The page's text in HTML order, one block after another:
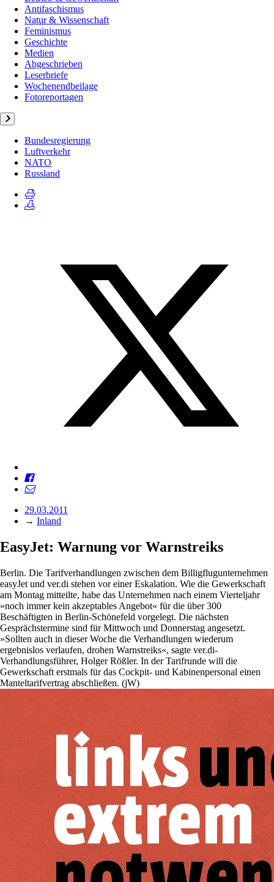
Antifaschismus
Natur & Wissenschaft
Feminismus
Geschichte
Medien
Abgeschrieben
Leserbriefe
Wochenendbeilage
Fotoreportagen
Bundesregierung
Luftverkehr
NATO
Russland
29.03.2011
→ Inland
EasyJet: Warnung vor Warnstreiks
Berlin. Die Tarifverhandlungen zwischen dem Billigflugunternehmen
easyJet und ver.di stehen vor einer Eskalation. Wie die Gewerkschaft
am Montag mitteilte, habe das Unternehmen nach einem Vierteljahr
»noch immer kein akzeptables Angebot« für die über 300
Beschäftigten in Berlin-Schönefeld vorgelegt. Die nächsten
Gesprächstermine sind für Mittwoch und Donnerstag angesetzt.
»Sollten auch in dieser Woche die Verhandlungen wiederum
ergebnislos verlaufen, drohen Warnstreiks«, sagte ver.di-
Verhandlungsführer, Holger Rößler. In der Tarifrunde will die
Gewerkschaft erstmals für das Cockpit- und Kabinenpersonal einen
Manteltarifvertrag abschließen. (jW)